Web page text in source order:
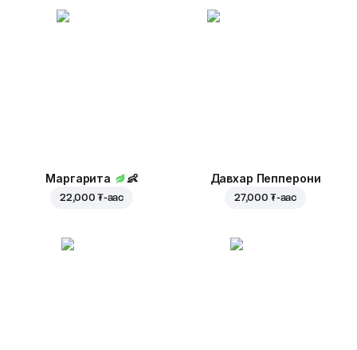
Маргарита 👶
22,000 ₮-аас
Давхар Пепперони
27,000 ₮-аас